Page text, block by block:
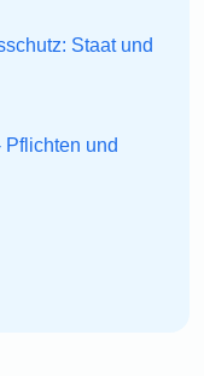
Staat und
Pflichten und